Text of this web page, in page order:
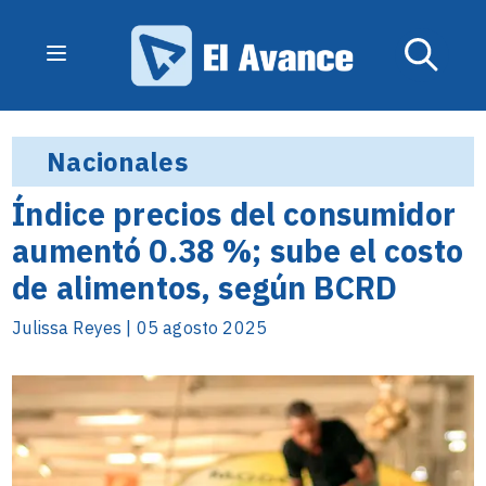
Nacionales
Índice precios del consumidor
aumentó 0.38 %; sube el costo
de alimentos, según BCRD
Julissa Reyes | 05 agosto 2025